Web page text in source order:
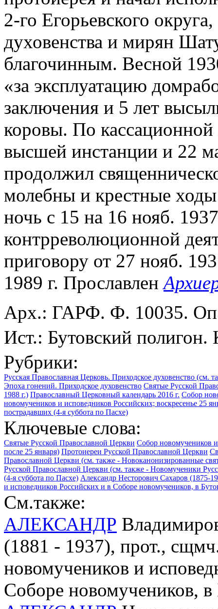
2-го Егорьевского
духовенства и мирян
благочинным. Весной
«за эксплуатацию
заключения и 5 лет
коровы. По
высшей инстанции и 22
продолжил
молебны и крестные
ночь с 15 на 16 нояб.
контрреволюционной
приговору от 27 нояб.
1989 г. Прославлен
Арх.: ГАРФ. Ф. 10035.
Ист.: Бутовский
Рубрики:
Русская Православная Церковь. Приходское духовенство (см.
Эпоха гонений. Приходское духовенство Святые Русской
1988 г.) Православный Церковный календарь 2016 г. Собор
новомучеников и исповедников Российских; воскресенье 25
пострадавших (4-я суббота по Пасхе)
Ключевые слова:
Святые Русской Православной Церкви Собор новомучеников
после 25 января) Протоиереи Русской Православной Церкви
Православной Церкви (см. также - Новоканонизированные
Русской Православной Церкви (см. также - Новомученики
(4-я суббота по Пасхе) Александр Несторович Сахаров (1875-
и исповедников Российских и в Соборе новомучеников, в
См.также:
АЛЕКСАНДР
(1881 - 1937), прот.,
новомучеников и
Соборе новомучеников,